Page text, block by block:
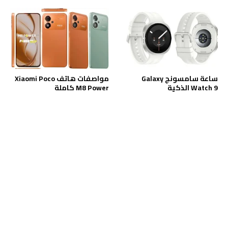
ساعة سامسونج Galaxy
Watch 9 الذكية
مواصفات هاتف Xiaomi Poco
M8 Power كاملة